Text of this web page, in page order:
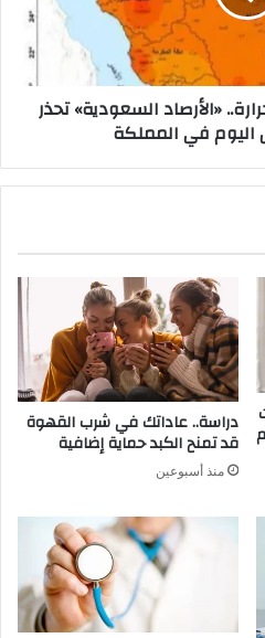
«الأرصاد السعودية» تحذر
في المملكة
دراسة.. عاداتك في شرب القهوة
قد تمنح الكبد حماية إضافية
منذ أسبوعين